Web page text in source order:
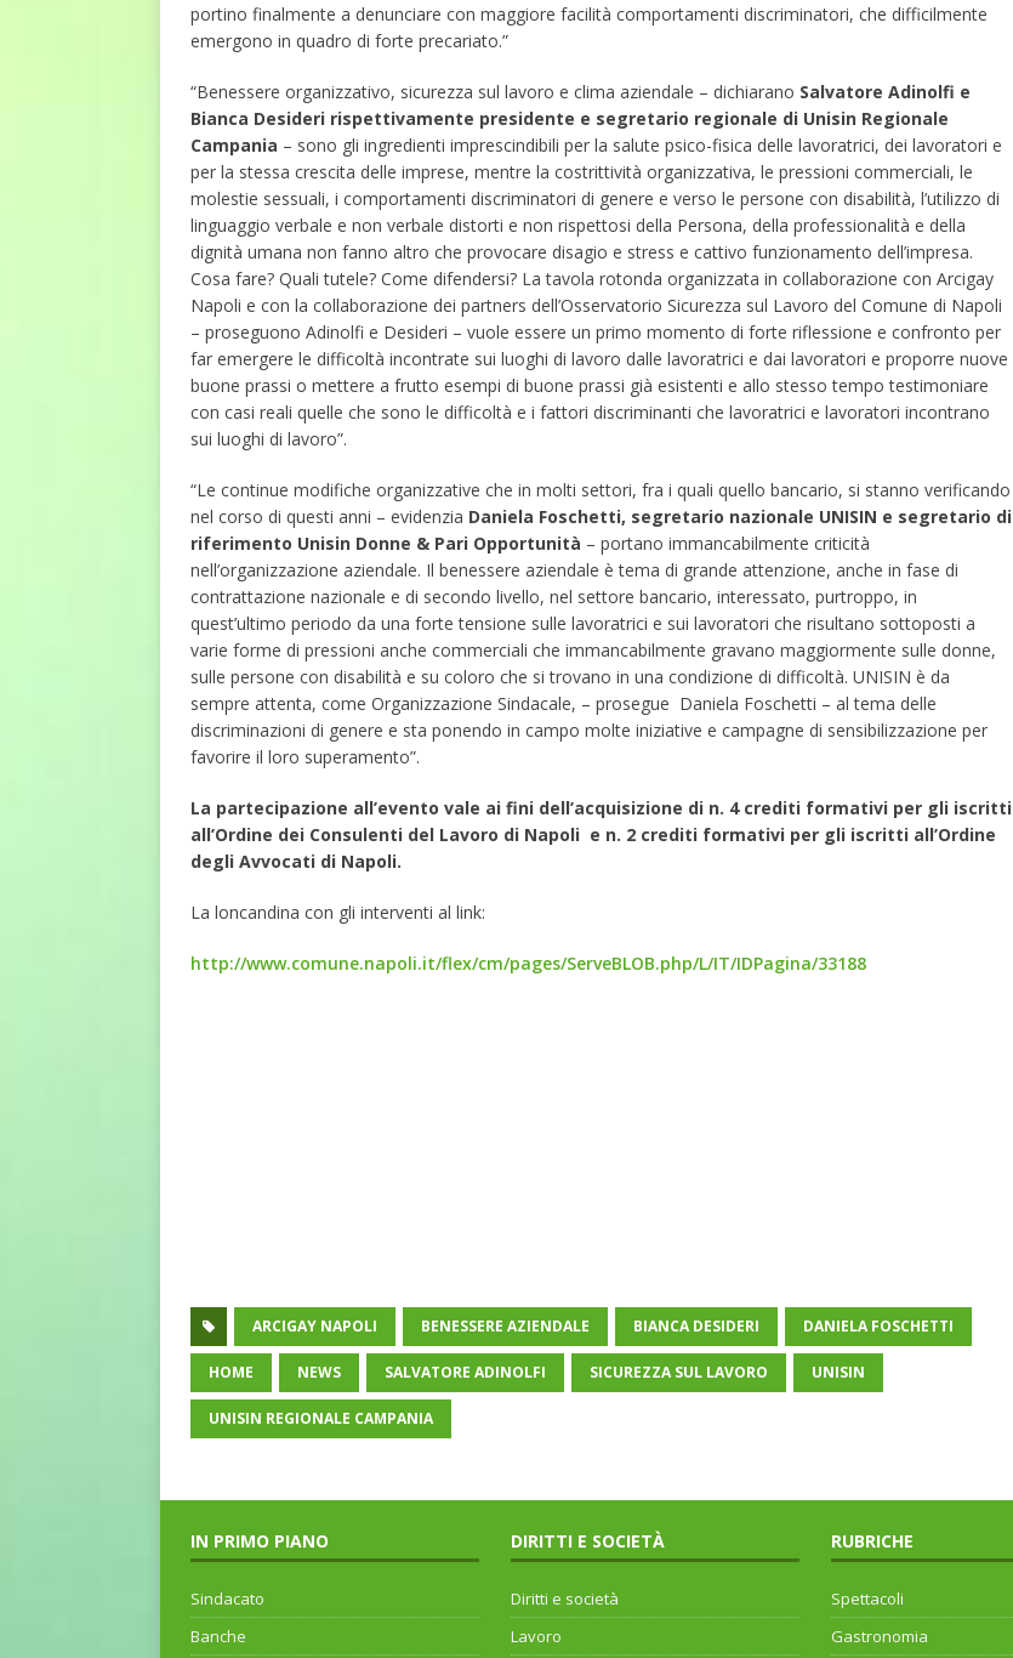
portino finalmente a denunciare con maggiore facilità comportamenti discriminatori, che difficilmente
emergono in quadro di forte precariato.”
“Benessere organizzativo, sicurezza sul lavoro e clima aziendale – dichiarano Salvatore Adinolfi e
Bianca Desideri rispettivamente presidente e segretario regionale di Unisin Regionale
Campania – sono gli ingredienti imprescindibili per la salute psico-fisica delle lavoratrici, dei lavoratori e
per la stessa crescita delle imprese, mentre la costrittività organizzativa, le pressioni commerciali, le
molestie sessuali, i comportamenti discriminatori di genere e verso le persone con disabilità, l’utilizzo di
linguaggio verbale e non verbale distorti e non rispettosi della Persona, della professionalità e della
dignità umana non fanno altro che provocare disagio e stress e cattivo funzionamento dell’impresa.
Cosa fare? Quali tutele? Come difendersi? La tavola rotonda organizzata in collaborazione con Arcigay
Napoli e con la collaborazione dei partners dell’Osservatorio Sicurezza sul Lavoro del Comune di Napoli
– proseguono Adinolfi e Desideri – vuole essere un primo momento di forte riflessione e confronto per
far emergere le difficoltà incontrate sui luoghi di lavoro dalle lavoratrici e dai lavoratori e proporre nuove
buone prassi o mettere a frutto esempi di buone prassi già esistenti e allo stesso tempo testimoniare
con casi reali quelle che sono le difficoltà e i fattori discriminanti che lavoratrici e lavoratori incontrano
sui luoghi di lavoro”.
“Le continue modifiche organizzative che in molti settori, fra i quali quello bancario, si stanno verificando
nel corso di questi anni – evidenzia Daniela Foschetti, segretario nazionale UNISIN e segretario di
riferimento Unisin Donne & Pari Opportunità – portano immancabilmente criticità
nell’organizzazione aziendale. Il benessere aziendale è tema di grande attenzione, anche in fase di
contrattazione nazionale e di secondo livello, nel settore bancario, interessato, purtroppo, in
quest’ultimo periodo da una forte tensione sulle lavoratrici e sui lavoratori che risultano sottoposti a
varie forme di pressioni anche commerciali che immancabilmente gravano maggiormente sulle donne,
sulle persone con disabilità e su coloro che si trovano in una condizione di difficoltà. UNISIN è da
sempre attenta, come Organizzazione Sindacale, – prosegue Daniela Foschetti – al tema delle
discriminazioni di genere e sta ponendo in campo molte iniziative e campagne di sensibilizzazione per
favorire il loro superamento”.
La partecipazione all’evento vale ai fini dell’acquisizione di n. 4 crediti formativi per gli iscritti
all’Ordine dei Consulenti del Lavoro di Napoli e n. 2 crediti formativi per gli iscritti all’Ordine
degli Avvocati di Napoli.
La loncandina con gli interventi al link:
http://www.comune.napoli.it/flex/cm/pages/ServeBLOB.php/L/IT/IDPagina/33188
ARCIGAY NAPOLI BENESSERE AZIENDALE BIANCA DESIDERI DANIELA FOSCHETTI
HOME NEWS SALVATORE ADINOLFI SICUREZZA SUL LAVORO UNISIN
UNISIN REGIONALE CAMPANIA
IN PRIMO PIANO
Sindacato
Banche
DIRITTI E SOCIETÀ
Diritti e società
Lavoro
RUBRICHE
Spettacoli
Gastronomia